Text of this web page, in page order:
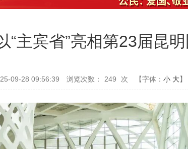
主宾省”亮相第23届昆
09-28 09:56:39 浏览次数： 249 次 【字体： 小 大】